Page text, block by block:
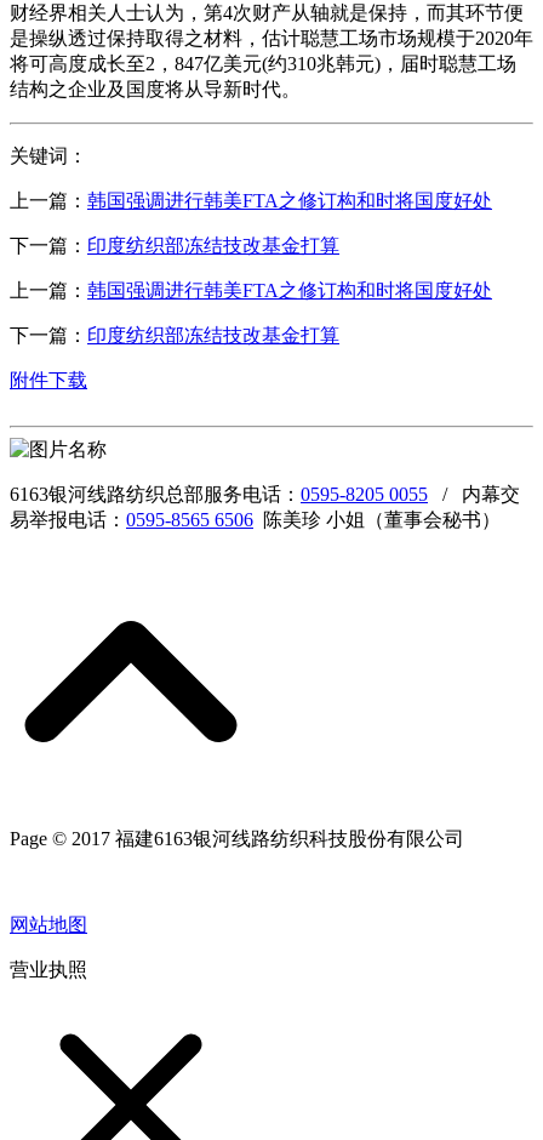
财经界相关人士认为，第4次财产从轴就是保持，而其环节便
是操纵透过保持取得之材料，估计聪慧工场市场规模于2020年
将可高度成长至2，847亿美元(约310兆韩元)，届时聪慧工场
结构之企业及国度将从导新时代。
关键词：
上一篇： 韩国强调进行韩美FTA之修订构和时将国度好处
下一篇： 印度纺织部冻结技改基金打算
上一篇： 韩国强调进行韩美FTA之修订构和时将国度好处
下一篇： 印度纺织部冻结技改基金打算
附件下载
6163银河线路纺织总部服务电话： 0595-8205 0055 / 内幕交
易举报电话： 0595-8565 6506 陈美珍 小姐（董事会秘书）
Page © 2017 福建6163银河线路纺织科技股份有限公司
网站地图
营业执照